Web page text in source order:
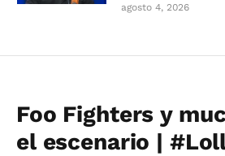
agosto 4, 2026
Foo Fighters y
el escenario |